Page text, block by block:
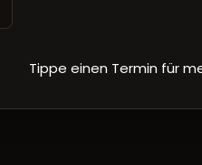
Tippe einen Termin für